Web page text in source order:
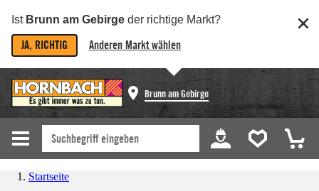
Ist Brunn am Gebirge der richtige Markt?
JA, RICHTIG Anderen Markt wählen
Brunn am Gebirge
Startseite